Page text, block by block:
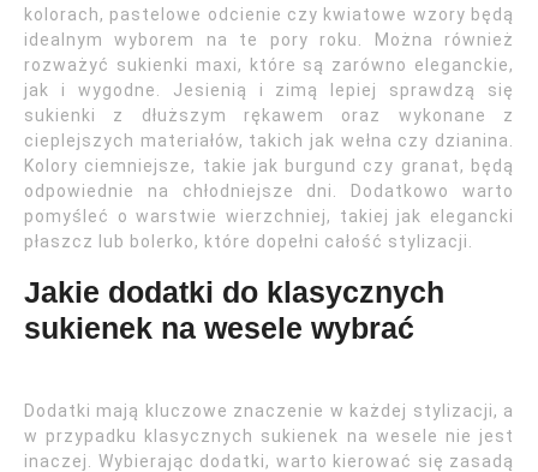
kolorach, pastelowe odcienie czy kwiatowe wzory będą
idealnym wyborem na te pory roku. Można również
rozważyć sukienki maxi, które są zarówno eleganckie,
jak i wygodne. Jesienią i zimą lepiej sprawdzą się
sukienki z dłuższym rękawem oraz wykonane z
cieplejszych materiałów, takich jak wełna czy dzianina.
Kolory ciemniejsze, takie jak burgund czy granat, będą
odpowiednie na chłodniejsze dni. Dodatkowo warto
pomyśleć o warstwie wierzchniej, takiej jak elegancki
płaszcz lub bolerko, które dopełni całość stylizacji.
Jakie dodatki do klasycznych
sukienek na wesele wybrać
Dodatki mają kluczowe znaczenie w każdej stylizacji, a
w przypadku klasycznych sukienek na wesele nie jest
inaczej. Wybierając dodatki, warto kierować się zasadą